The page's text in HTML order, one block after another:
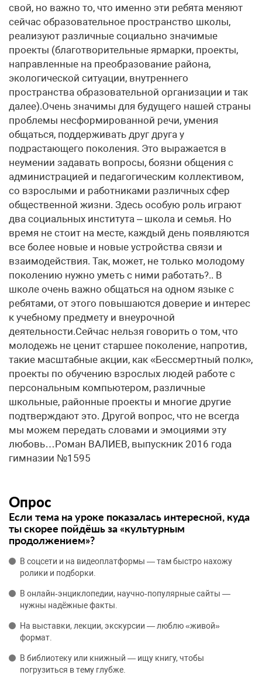
свой, но важно то, что именно эти ребята меняют
сейчас образовательное пространство школы,
реализуют различные социально значимые
проекты (благотворительные ярмарки, проекты,
направленные на преобразование района,
экологической ситуации, внутреннего
пространства образовательной организации и так
далее).Очень значимы для будущего нашей страны
проблемы несформированной речи, умения
общаться, поддерживать друг друга у
подрастающего поколения. Это выражается в
неумении задавать вопросы, боязни общения с
администрацией и педагогическим коллективом,
со взрослыми и работниками различных сфер
общественной жизни. Здесь особую роль играют
два социальных института – школа и семья. Но
время не стоит на месте, каждый день появляются
все более новые и новые устройства связи и
взаимодействия. Так, может, не только молодому
поколению нужно уметь с ними работать?.. В
школе очень важно общаться на одном языке с
ребятами, от этого повышаются доверие и интерес
к учебному предмету и внеурочной
деятельности.Сейчас нельзя говорить о том, что
молодежь не ценит старшее поколение, напротив,
такие масштабные акции, как «Бессмертный полк»,
проекты по обучению взрослых людей работе с
персональным компьютером, различные
школьные, районные проекты и многие другие
подтверждают это. Другой вопрос, что не всегда
мы можем передать словами и эмоциями эту
любовь…Роман ВАЛИЕВ, выпускник 2016 года
гимназии №1595
Опрос
Если тема на уроке показалась интересной, куда
ты скорее пойдёшь за «культурным
продолжением»?
В соцсети и на видеоплатформы — там быстро нахожу
ролики и подборки.
В онлайн‑энциклопедии, научно‑популярные сайты —
нужны надёжные факты.
На выставки, лекции, экскурсии — люблю «живой»
формат.
В библиотеку или книжный — ищу книгу, чтобы
погрузиться в тему глубже.